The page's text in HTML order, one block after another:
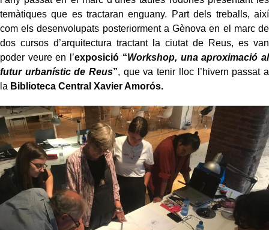
temàtiques que es tractaran enguany. Part dels treballs, així
com els desenvolupats posteriorment a Gènova en el marc de
dos cursos d’arquitectura tractant la ciutat de Reus, es van
poder veure en l’exposició “Workshop, una aproximació al
futur urbanístic de Reus”, que va tenir lloc l’hivern passat a
la Biblioteca Central Xavier Amorós.